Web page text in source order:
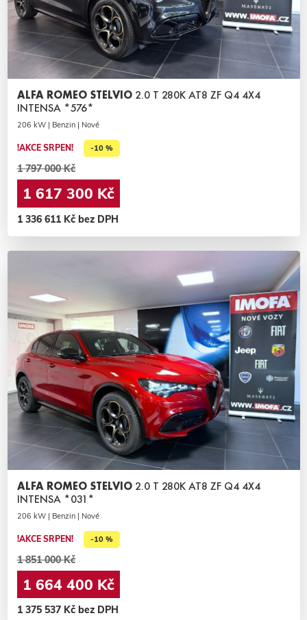
ALFA ROMEO STELVIO 2.0 T 280K AT8 ZF Q4 4X4
INTENSA *576*
206 kW | Benzin | Nové
!AKCE SRPEN! -10 %
1 797 000 Kč
1 617 300 Kč
1 336 611 Kč bez DPH
ALFA ROMEO STELVIO 2.0 T 280K AT8 ZF Q4 4X4
INTENSA *031*
206 kW | Benzin | Nové
!AKCE SRPEN! -10 %
1 851 000 Kč
1 664 400 Kč
1 375 537 Kč bez DPH